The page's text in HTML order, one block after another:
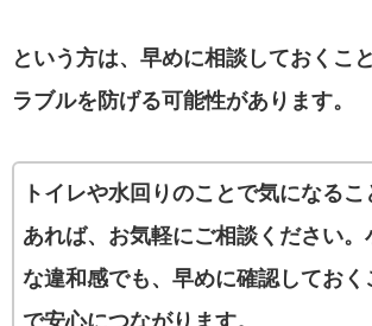
という方は、早めに相談しておくこ
ラブルを防げる可能性があります。
トイレや水回りのことで気になるこ
あれば、お気軽にご相談ください。
な違和感でも、早めに確認しておく
で安心につながります。